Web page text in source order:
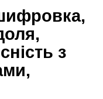
з